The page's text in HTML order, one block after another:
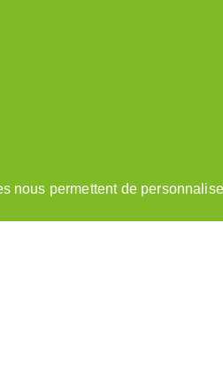
nous permettent de